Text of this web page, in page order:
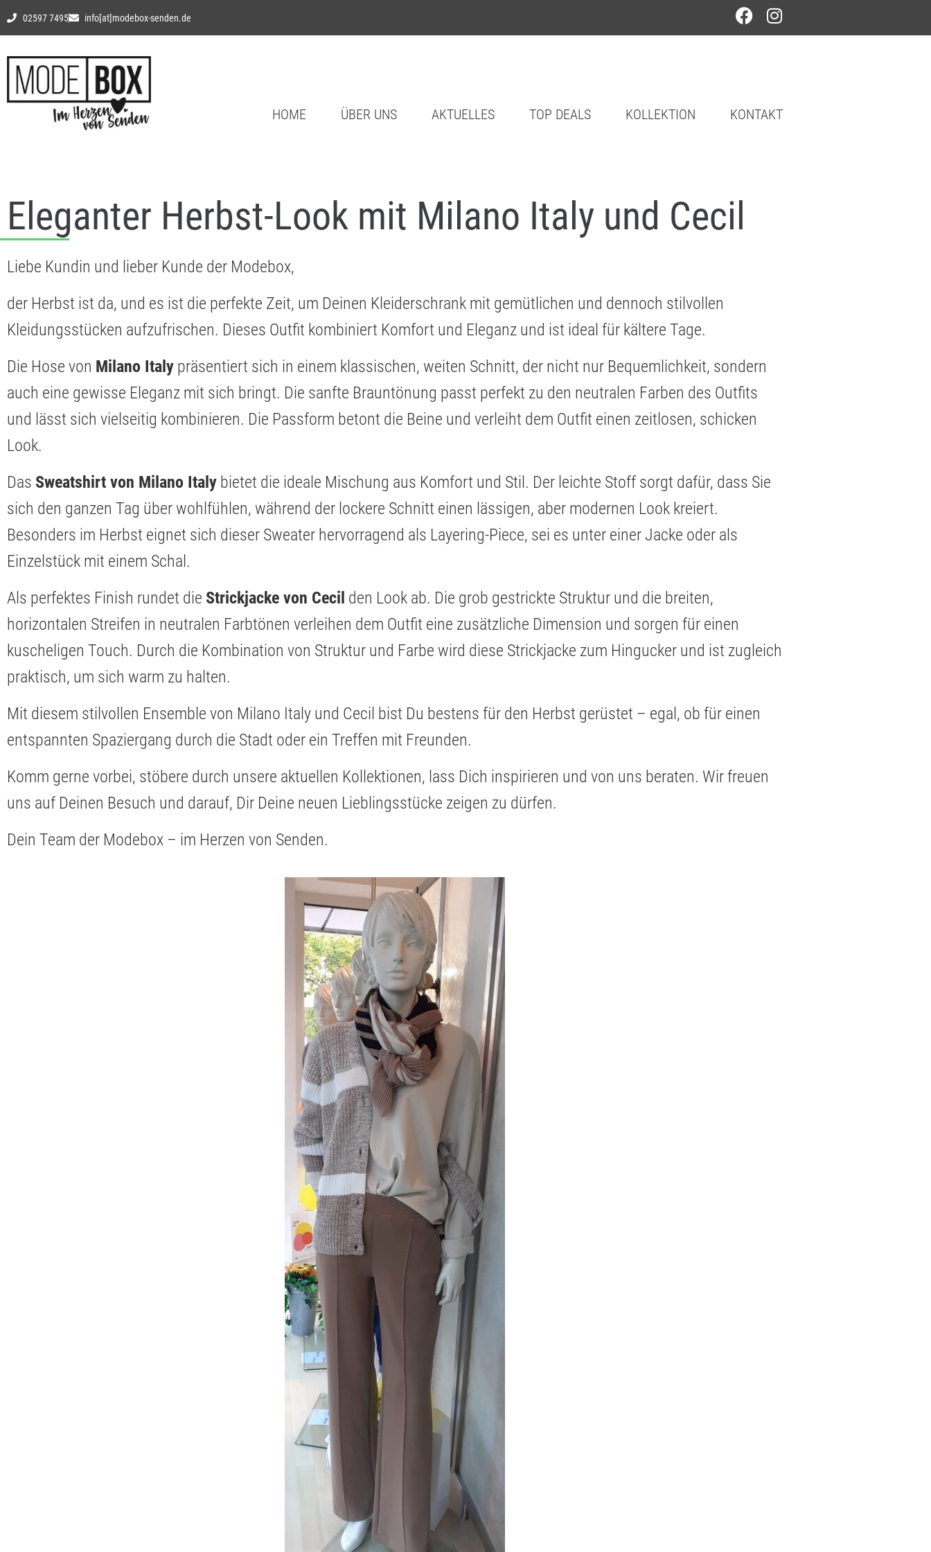
02597 7495 info[at]modebox-senden.de
HOME ÜBER UNS AKTUELLES TOP DEALS KOLLEKTION KONTAKT
Eleganter Herbst-Look mit Milano Italy und Cecil
Liebe Kundin und lieber Kunde der Modebox,
der Herbst ist da, und es ist die perfekte Zeit, um Deinen Kleiderschrank mit gemütlichen und dennoch stilvollen
Kleidungsstücken aufzufrischen. Dieses Outfit kombiniert Komfort und Eleganz und ist ideal für kältere Tage.
Die Hose von Milano Italy präsentiert sich in einem klassischen, weiten Schnitt, der nicht nur Bequemlichkeit, sondern
auch eine gewisse Eleganz mit sich bringt. Die sanfte Brauntönung passt perfekt zu den neutralen Farben des Outfits
und lässt sich vielseitig kombinieren. Die Passform betont die Beine und verleiht dem Outfit einen zeitlosen, schicken
Look.
Das Sweatshirt von Milano Italy bietet die ideale Mischung aus Komfort und Stil. Der leichte Stoff sorgt dafür, dass Sie
sich den ganzen Tag über wohlfühlen, während der lockere Schnitt einen lässigen, aber modernen Look kreiert.
Besonders im Herbst eignet sich dieser Sweater hervorragend als Layering-Piece, sei es unter einer Jacke oder als
Einzelstück mit einem Schal.
Als perfektes Finish rundet die Strickjacke von Cecil den Look ab. Die grob gestrickte Struktur und die breiten,
horizontalen Streifen in neutralen Farbtönen verleihen dem Outfit eine zusätzliche Dimension und sorgen für einen
kuscheligen Touch. Durch die Kombination von Struktur und Farbe wird diese Strickjacke zum Hingucker und ist zugleich
praktisch, um sich warm zu halten.
Mit diesem stilvollen Ensemble von Milano Italy und Cecil bist Du bestens für den Herbst gerüstet – egal, ob für einen
entspannten Spaziergang durch die Stadt oder ein Treffen mit Freunden.
Komm gerne vorbei, stöbere durch unsere aktuellen Kollektionen, lass Dich inspirieren und von uns beraten. Wir freuen
uns auf Deinen Besuch und darauf, Dir Deine neuen Lieblingsstücke zeigen zu dürfen.
Dein Team der Modebox – im Herzen von Senden.